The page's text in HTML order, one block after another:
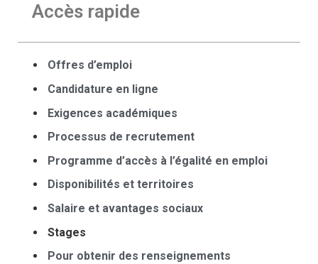
Accès rapide
Offres d’emploi
Candidature en ligne
Exigences académiques
Processus de recrutement
Programme d’accès à l’égalité en emploi
Disponibilités et territoires
Salaire et avantages sociaux
Stages
Pour obtenir des renseignements